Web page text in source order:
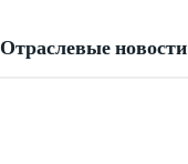
Отраслевые новости